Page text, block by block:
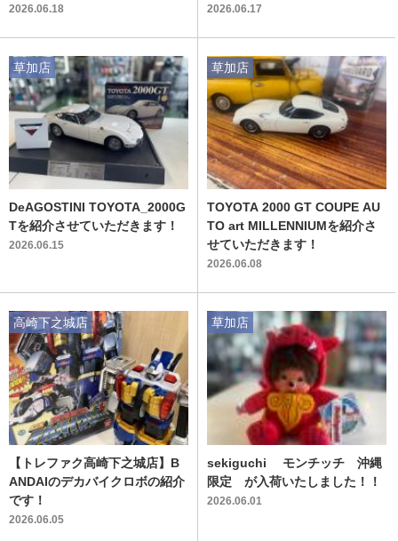
2026.06.18
入荷いたしました！！
2026.06.17
DeAGOSTINI TOYOTA_2000G
Tを紹介させていただきます！
2026.06.15
草加店
TOYOTA 2000 GT COUPE AU
TO art MILLENNIUMを紹介さ
せていただきます！
2026.06.08
草加店
【トレファク高崎下之城店】B
ANDAIのデカバイクロボの紹介
です！
2026.06.05
高崎下之城店
sekiguchi モンチッチ 沖縄
限定 が入荷いたしました！！
2026.06.01
草加店